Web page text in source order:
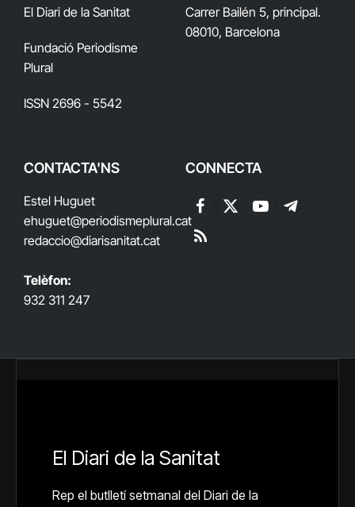
El Diari de la Sanitat
Fundació Periodisme
Plural
ISSN 2696 - 5542
Carrer Bailén 5, principal.
08010, Barcelona
CONTACTA'NS
Estel Huguet
ehuguet@periodismeplural.cat
redaccio@diarisanitat.cat
Telèfon:
932 311 247
CONNECTA
Facebook
X
YouTubeTelegram
RSS